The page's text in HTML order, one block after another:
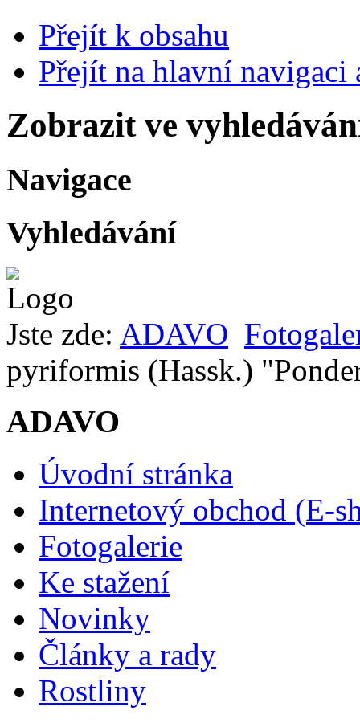
Přejít k obsahu
Přejít na hlavní navigaci
Zobrazit ve
Navigace
Vyhledávání
Jste zde: ADAVO
pyriformis (Hassk.)
ADAVO
Úvodní stránka
Internetový obchod (E-
Fotogalerie
Ke stažení
Novinky
Články a rady
Rostliny